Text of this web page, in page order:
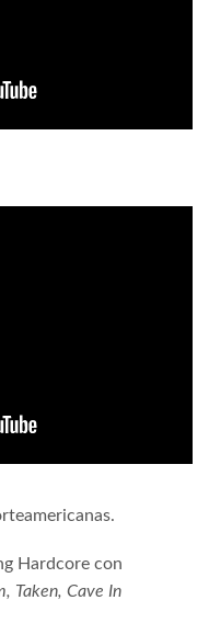
Hardcore con
Taken, Cave In